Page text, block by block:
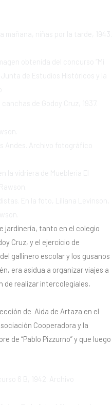
jardinería, tanto en el colegio
Cruz, y el ejercicio de
gallinero escolar y los gusanos
era asidua a organizar viajes a
de realizar intercolegiales,
de Aida de Artaza en el
Cooperadora y la
de “Pablo Pizzurno” y que luego